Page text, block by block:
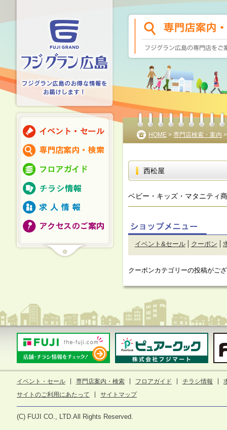
HOME > 専門店検索・案内
西松屋
ベビー・キッズ・マタニティ
イベント&セール クーポン
クーポンカテゴリーの投稿がご
イベント・セール 専門店案内・検索 フロアガイド チラシ情報
サイトのご利用にあたって
サイトマップ
(C) FUJI CO., LTD.All Rights Reserved.